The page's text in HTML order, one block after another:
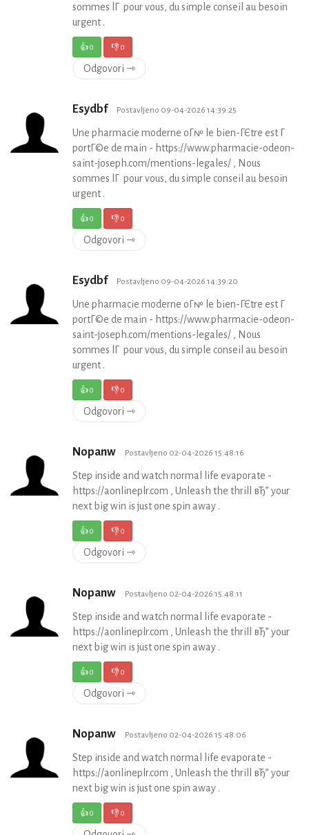
sommes lГ pour vous, du simple conseil au besoin
urgent .
👍0 👎0
Odgovori ⇾
Esydbf Postavljeno 09-04-2026 14:39:25
Une pharmacie moderne oГ№ le bien-ГЄtre est Г
portГ©e de main - https://www.pharmacie-odeon-
saint-joseph.com/mentions-legales/ , Nous
sommes lГ pour vous, du simple conseil au besoin
urgent .
👍0 👎0
Odgovori ⇾
Esydbf Postavljeno 09-04-2026 14:39:20
Une pharmacie moderne oГ№ le bien-ГЄtre est Г
portГ©e de main - https://www.pharmacie-odeon-
saint-joseph.com/mentions-legales/ , Nous
sommes lГ pour vous, du simple conseil au besoin
urgent .
👍0 👎0
Odgovori ⇾
Nopanw Postavljeno 02-04-2026 15:48:16
Step inside and watch normal life evaporate -
https://aonlineplr.com , Unleash the thrill вЂ” your
next big win is just one spin away .
👍0 👎0
Odgovori ⇾
Nopanw Postavljeno 02-04-2026 15:48:11
Step inside and watch normal life evaporate -
https://aonlineplr.com , Unleash the thrill вЂ” your
next big win is just one spin away .
👍0 👎0
Odgovori ⇾
Nopanw Postavljeno 02-04-2026 15:48:06
Step inside and watch normal life evaporate -
https://aonlineplr.com , Unleash the thrill вЂ” your
next big win is just one spin away .
👍0 👎0